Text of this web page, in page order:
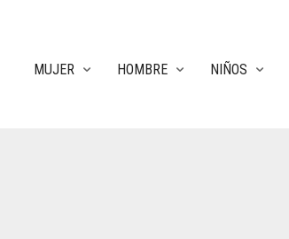
MUJER HOMBRE NIÑOS